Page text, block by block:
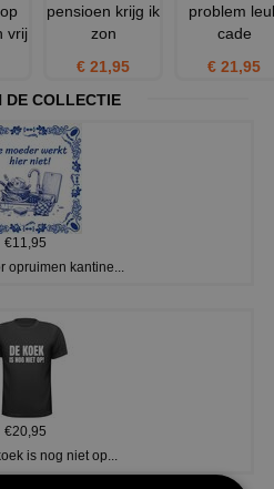
vrij
pensioen krijg ik
zon
€ 21,95
problem
cade
€ 21,95
DE COLLECTIE
€11,95
opruimen kantine...
€20,95
is nog niet op...